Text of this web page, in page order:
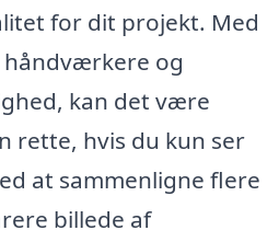
for dit projekt. Med
og
kan det være
rette, hvis du kun ser
at sammenligne flere
billede af